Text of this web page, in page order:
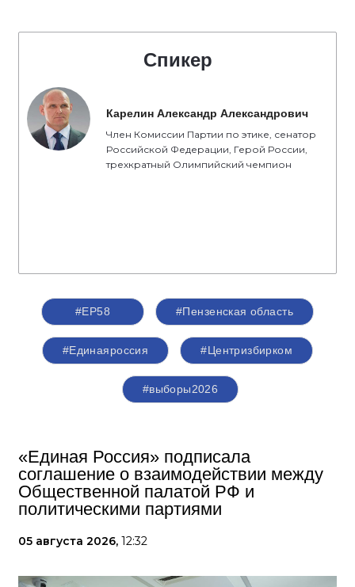
Спикер
Карелин Александр Александрович
Член Комиссии Партии по этике, сенатор
Российской Федерации, Герой России,
трехкратный Олимпийский чемпион
#ЕР58 #Пензенская область
#Единаяроссия #Центризбирком
#выборы2026
«Единая Россия» подписала
соглашение о взаимодействии между
Общественной палатой РФ и
политическими партиями
05 августа 2026, 12:32